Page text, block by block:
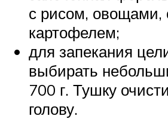
с рисом, овощами,
картофелем;
для запекания
выбирать
700 г. Тушку
голову.